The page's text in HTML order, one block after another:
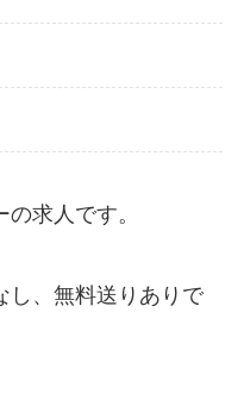
求人です。
し、無料送りありで